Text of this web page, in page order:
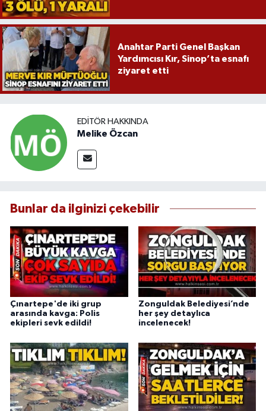
Anahtar Parti Genel Başkan
Yardımcısı Kır, Sinop’ta esnafı
ziyaret etti
EDITÖR HAKKINDA
Melike Özcan
Bunlar da ilginizi çekebilir
Çınartepe'de iki grup
arasında kavga: Polis
ekipleri sevk edildi!
Zonguldak Belediyesi’nde
her şey detaylıca
incelenecek!